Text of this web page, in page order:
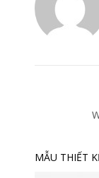
MẪU THIẾT